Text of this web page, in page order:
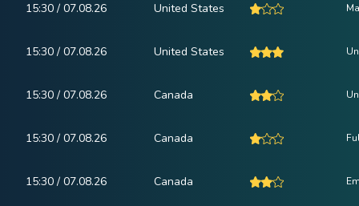
15:30 / 07.08.26 United States
15:30 / 07.08.26 United States
15:30 / 07.08.26 Canada
15:30 / 07.08.26 Canada
15:30 / 07.08.26 Canada